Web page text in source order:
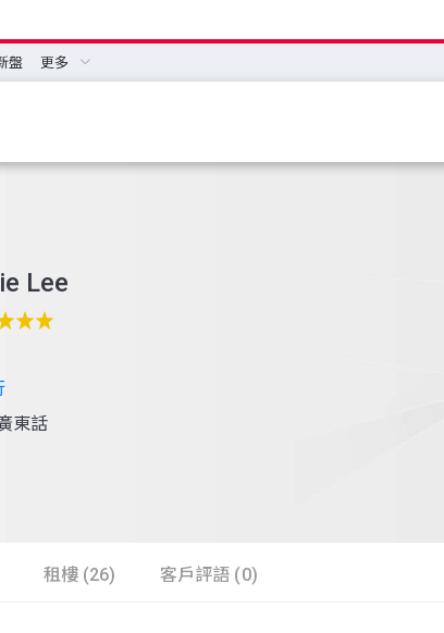
盤 更多
Lee
東話
租樓 (26) 客戶評語 (0)